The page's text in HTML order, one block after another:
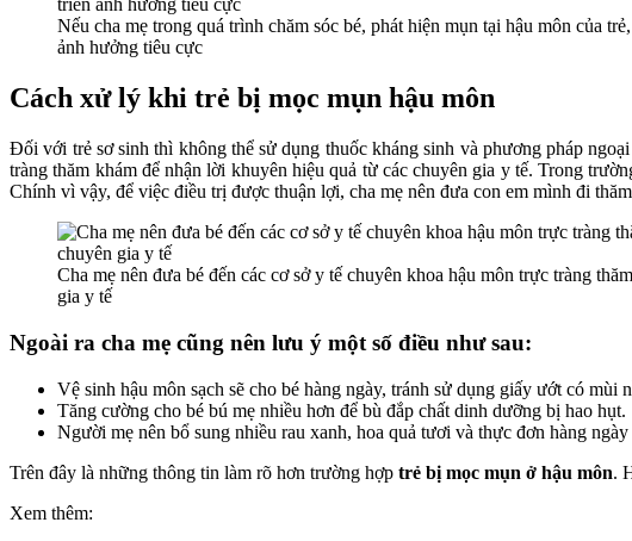
Nếu cha mẹ trong quá trình chăm sóc bé, phát hiện mụn tại hậu môn của
ảnh hưởng tiêu cực
Cách xử lý khi trẻ bị mọc mụn hậu môn
Đối với trẻ sơ sinh thì không thể sử dụng thuốc kháng sinh và phương pháp
tràng thăm khám để nhận lời khuyên hiệu quả từ các chuyên gia y tế. Trong
Chính vì vậy, để việc điều trị được thuận lợi, cha mẹ nên đưa con em mình đi
Cha mẹ nên đưa bé đến các cơ sở y tế chuyên khoa hậu môn trực tràng
gia y tế
Ngoài ra cha mẹ cũng nên lưu ý một số điều như sau:
Vệ sinh hậu môn sạch sẽ cho bé hàng ngày, tránh sử dụng giấy ướt có mùi
Tăng cường cho bé bú mẹ nhiều hơn để bù đắp chất dinh dưỡng bị hao hụt.
Người mẹ nên bổ sung nhiều rau xanh, hoa quả tươi và thực đơn hàng
Trên đây là những thông tin làm rõ hơn trường hợp trẻ bị mọc mụn ở hậu môn.
Xem thêm: